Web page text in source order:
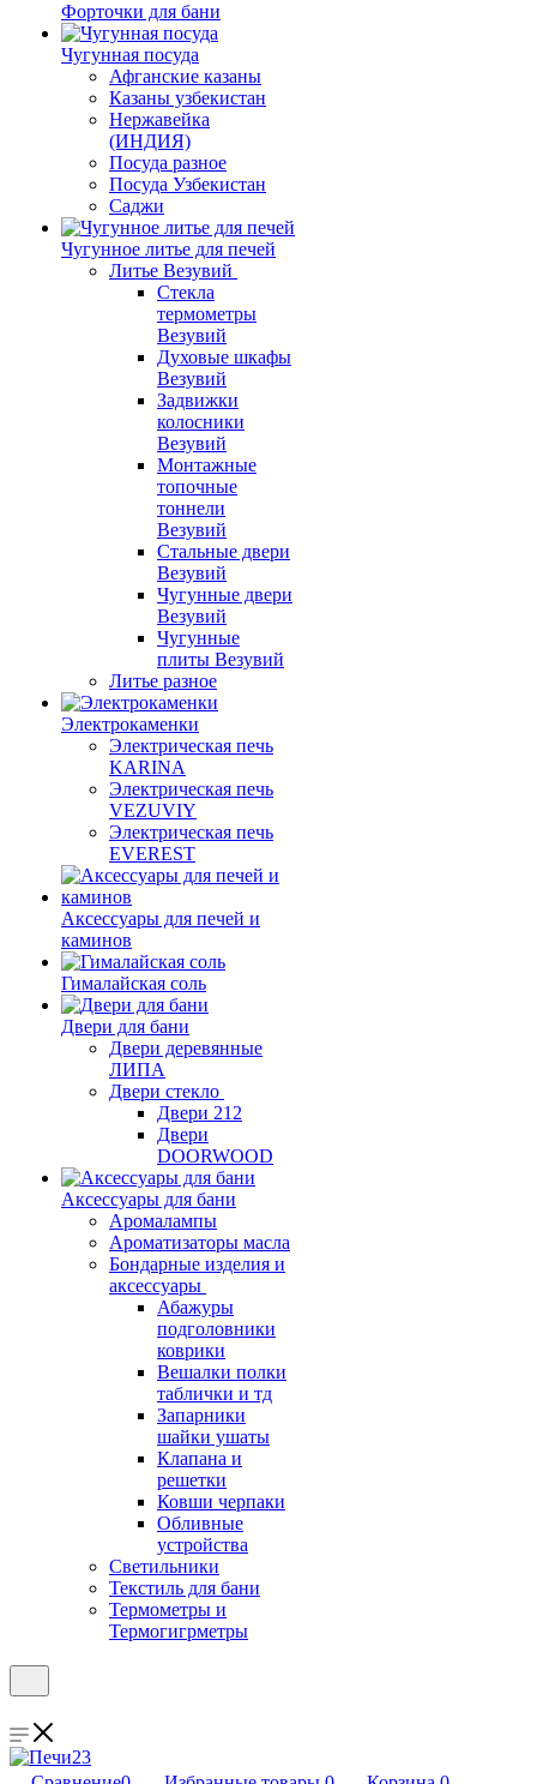
Форточки для бани
Чугунная посуда
Афганские казаны
Казаны узбекистан
Нержавейка
(ИНДИЯ)
Посуда разное
Посуда Узбекистан
Саджи
Чугунное литье для печей
Литье Везувий
Стекла
термометры
Везувий
Духовые шкафы
Везувий
Задвижки
колосники
Везувий
Монтажные
топочные
тоннели
Везувий
Стальные двери
Везувий
Чугунные двери
Везувий
Чугунные
плиты Везувий
Литье разное
Электрокаменки
Электрическая печь
KARINA
Электрическая печь
VEZUVIY
Электрическая печь
EVEREST
Аксессуары для печей и
каминов
Гималайская соль
Двери для бани
Двери деревянные
ЛИПА
Двери стекло
Двери 212
Двери
DOORWOOD
Аксессуары для бани
Аромалампы
Ароматизаторы масла
Бондарные изделия и
аксессуары
Абажуры
подголовники
коврики
Вешалки полки
таблички и тд
Запарники
шайки ушаты
Клапана и
решетки
Ковши черпаки
Обливные
устройства
Светильники
Текстиль для бани
Термометры и
Термогигрметры